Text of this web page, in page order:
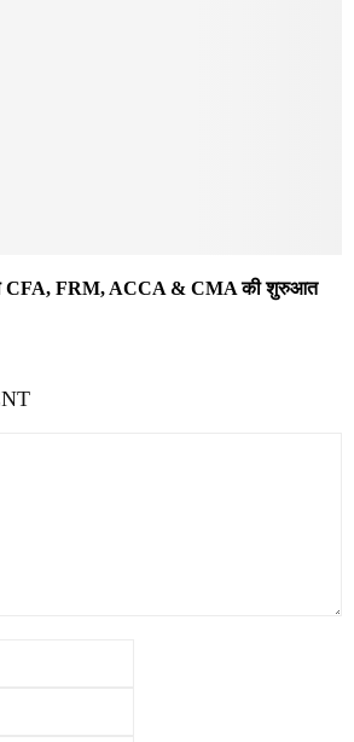
CFA, FRM, ACCA & CMA की शुरुआत